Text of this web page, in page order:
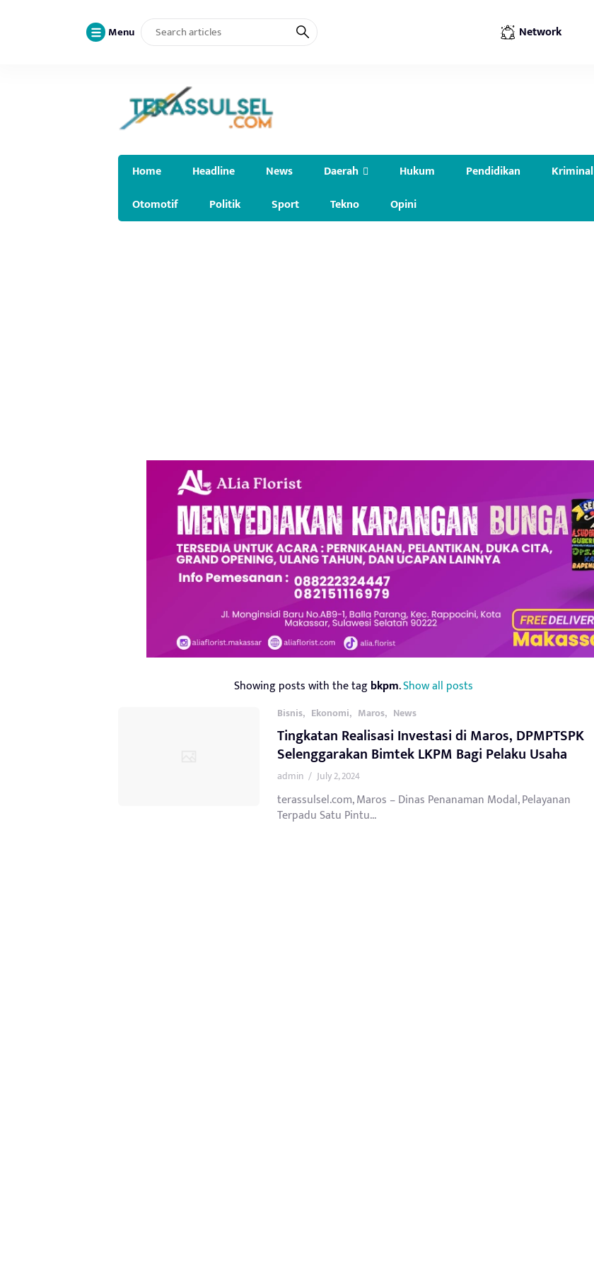
Menu Network
Home Headline News Daerah Hukum Pendidikan Kriminal
Otomotif
Politik Sport Tekno Opini
Showing posts with the tagbkpm.Show all posts
Bisnis, Ekonomi, Maros, News
Tingkatan Realisasi Investasi di Maros, DPMPTSPK
Selenggarakan Bimtek LKPM Bagi Pelaku Usaha
admin / July 2, 2024
terassulsel.com, Maros – Dinas Penanaman Modal, Pelayanan
Terpadu Satu Pintu...